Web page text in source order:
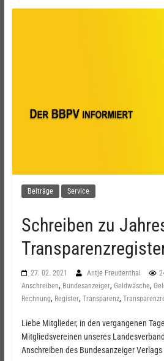
Beiträge Service
Schreiben zu
27. 02. 2021 Antje Freudenthal
Anschreiben, Bundesanzeiger, Geldwäsche,
Rechnung, Register, Transparenz,
Liebe Mitglieder, in den vergangenen
Mitgliedsvereinen unseres
Anschreiben des Bundesanzeiger Verlags